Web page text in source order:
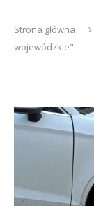
Strona główna
wojewódzkie"